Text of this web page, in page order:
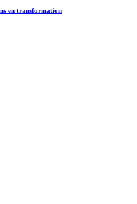
en transformation